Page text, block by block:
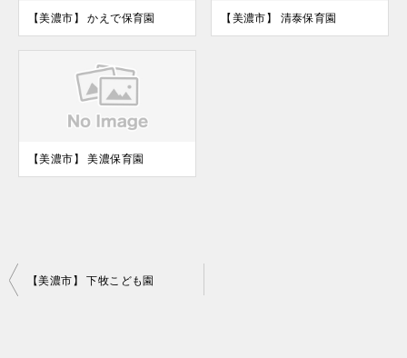
【美濃市】 かえで保育園 【美濃市】 清泰保育園
【美濃市】 美濃保育園
投
【美濃市】 下牧こども園